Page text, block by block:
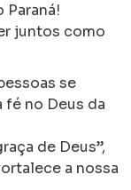
Paraná!
juntos como
se
fé no Deus da
de Deus”,
a nossa